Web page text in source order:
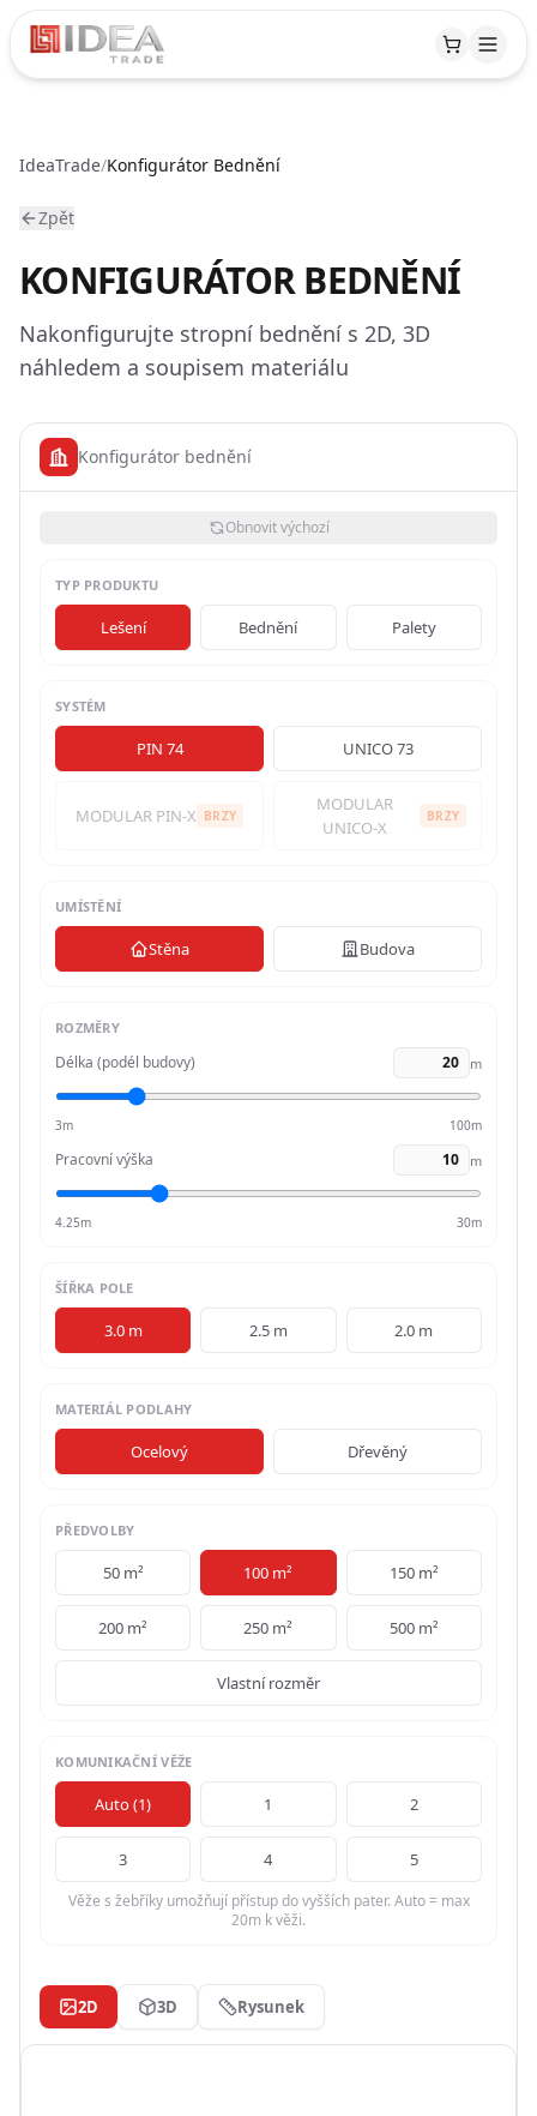
PRODUKTY
Bednění
Příslušenství
Oplocení
VÝROBA
Přehled
prkna
Palety
Objednávky
PRONÁJEM
REALIZACE
FAQ
O
NÁS
O
nás
KONFIGURÁTORY
lešení
palet
Konfigurátor
POPTAT
NABÍDKU
Čeština
TMAVÝ
IdeaTrade/Konfigurátor Bednění
Zpět
KONFIGURÁTOR BEDNĚNÍ
Nakonfigurujte stropní bednění s 2D, 3D
náhledem a soupisem materiálu
Konfigurátor bednění
Obnovit výchozí
TYP PRODUKTU
Lešení Bednění Palety
SYSTÉM
PIN 74 UNICO 73
MODULAR PIN-X BRZY
MODULAR
UNICO-X
BRZY
UMÍSTĚNÍ
Stěna Budova
ROZMĚRY
Délka (podél budovy) m
3m 100m
Pracovní výška m
4.25m 30m
ŠÍŘKA POLE
3.0 m 2.5 m 2.0 m
MATERIÁL PODLAHY
Ocelový Dřevěný
PŘEDVOLBY
50 m² 100 m² 150 m²
200 m² 250 m² 500 m²
Vlastní rozměr
KOMUNIKAČNÍ VĚŽE
Auto(1) 1 2
3 4 5
Věže s žebříky umožňují přístup do vyšších pater. Auto = max
20m k věži.
2D 3D Rysunek